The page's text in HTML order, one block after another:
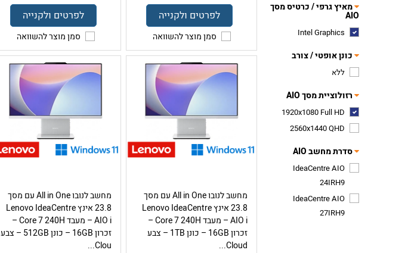
מאיץ גרפי / כרטיס מסך
AIO
Intel Graphics
כונן אופטי / צורב
ללא
רזולוציית מסך AIO
1920x1080 Full HD
2560x1440 QHD
סדרת מחשב AIO
IdeaCentre AIO
24IRH9
IdeaCentre AIO
27IRH9
לפרטים ולקנייה
סמן מוצר להשוואה
לפרטים ולקנייה
סמן מוצר להשוואה
מחשב לנובו All in One עם מסך
23.8 אינץ Lenovo IdeaCentre
AIO i – מעבד Core 7 240H –
זכרון 16GB – כונן 1TB – צבע
Cloud...
מחשב לנובו All in One עם מסך
23.8 אינץ Lenovo IdeaCentre
AIO i – מעבד Core 7 240H –
זכרון 16GB – כונן 512GB – צבע
Clou...